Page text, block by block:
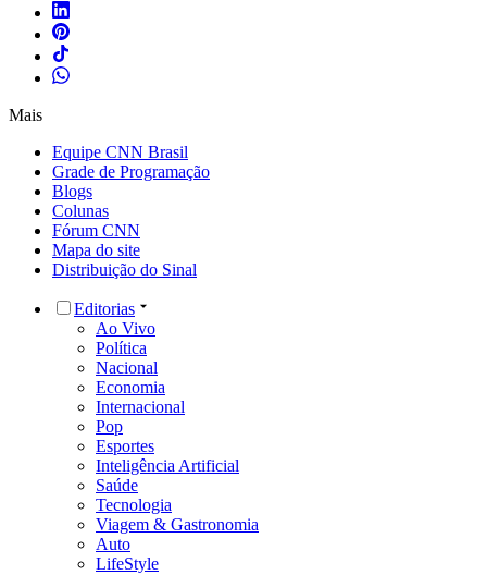
Mais
Equipe CNN Brasil
Grade de Programação
Blogs
Colunas
Fórum CNN
Mapa do site
Distribuição do Sinal
Editorias
Ao Vivo
Política
Nacional
Economia
Internacional
Pop
Esportes
Inteligência Artificial
Saúde
Tecnologia
Viagem & Gastronomia
Auto
LifeStyle